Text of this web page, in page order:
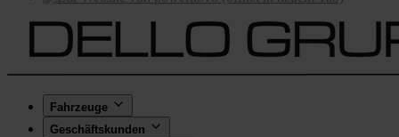
Fahrzeuge
Geschäftskunden